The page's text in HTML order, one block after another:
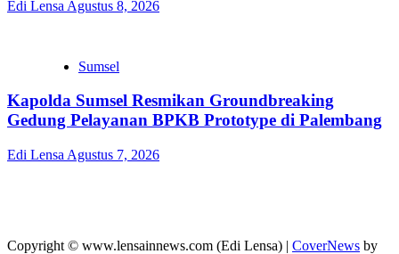
Edi Lensa Agustus 8, 2026
Sumsel
Kapolda Sumsel Resmikan Groundbreaking
Gedung Pelayanan BPKB Prototype di Palembang
Edi Lensa Agustus 7, 2026
Copyright © www.lensainnews.com (Edi Lensa) | CoverNews by